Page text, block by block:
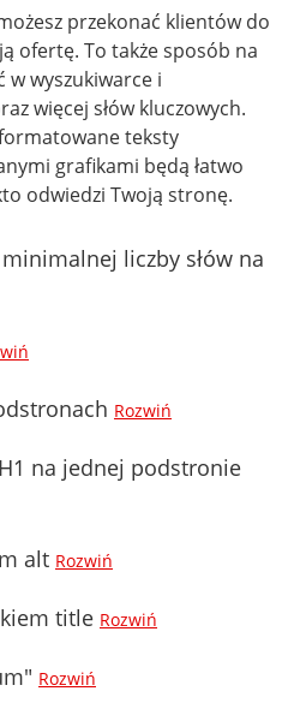
przekonać klientów do
ofertę. To także sposób na
w wyszukiwarce i
więcej słów kluczowych.
teksty
grafikami będą łatwo
odwiedzi Twoją stronę.
liczby słów na
Rozwiń
na jednej podstronie
alt Rozwiń
title Rozwiń
Rozwiń